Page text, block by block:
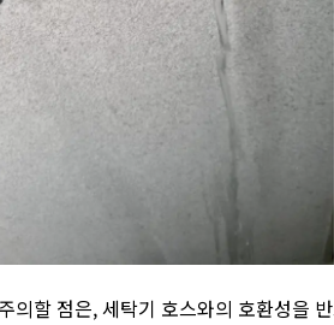
의할 점은, 세탁기 호스와의 호환성을